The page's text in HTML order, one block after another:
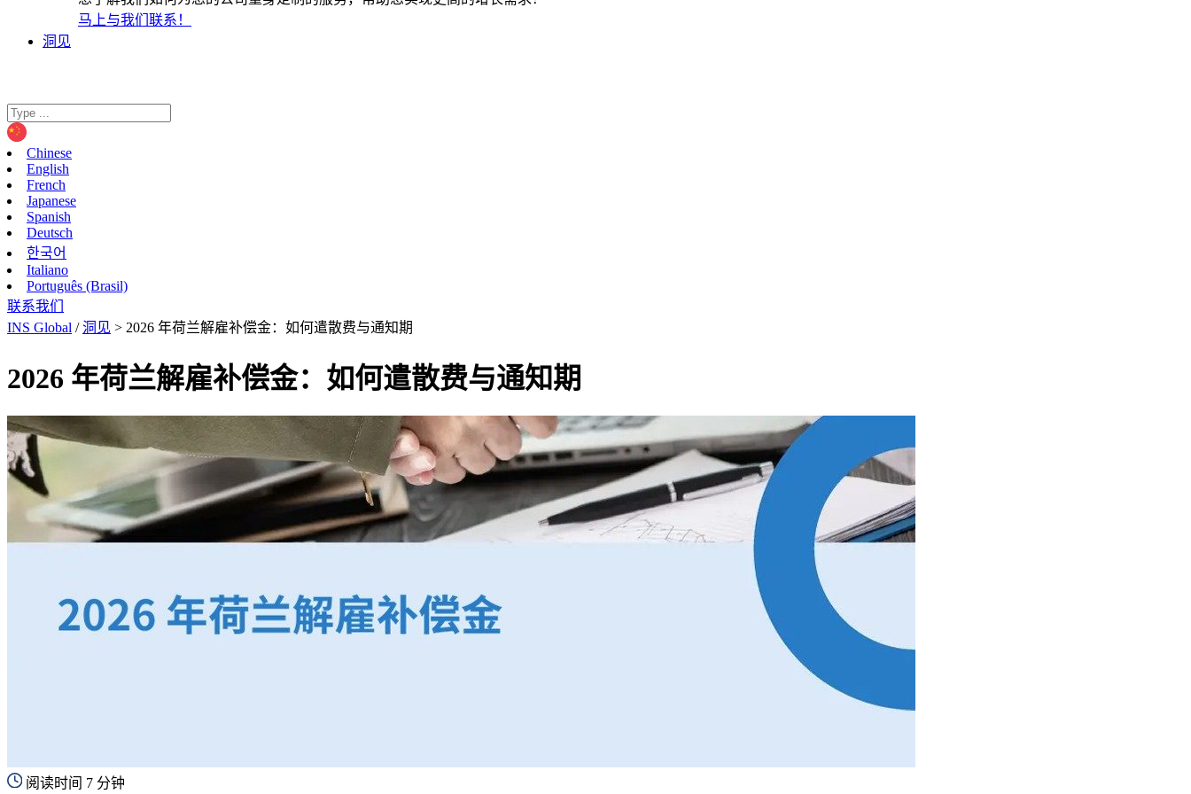
马上与我们联系！
洞见
Chinese
English
French
Japanese
Spanish
Deutsch
한국어
Italiano
Português (Brasil)
联系我们
INS Global /洞见 > 2026 年荷兰解雇补偿金：如何遣散费与通知期
2026 年荷兰解雇补偿金：如何遣散费与通知期
阅读时间 7 分钟